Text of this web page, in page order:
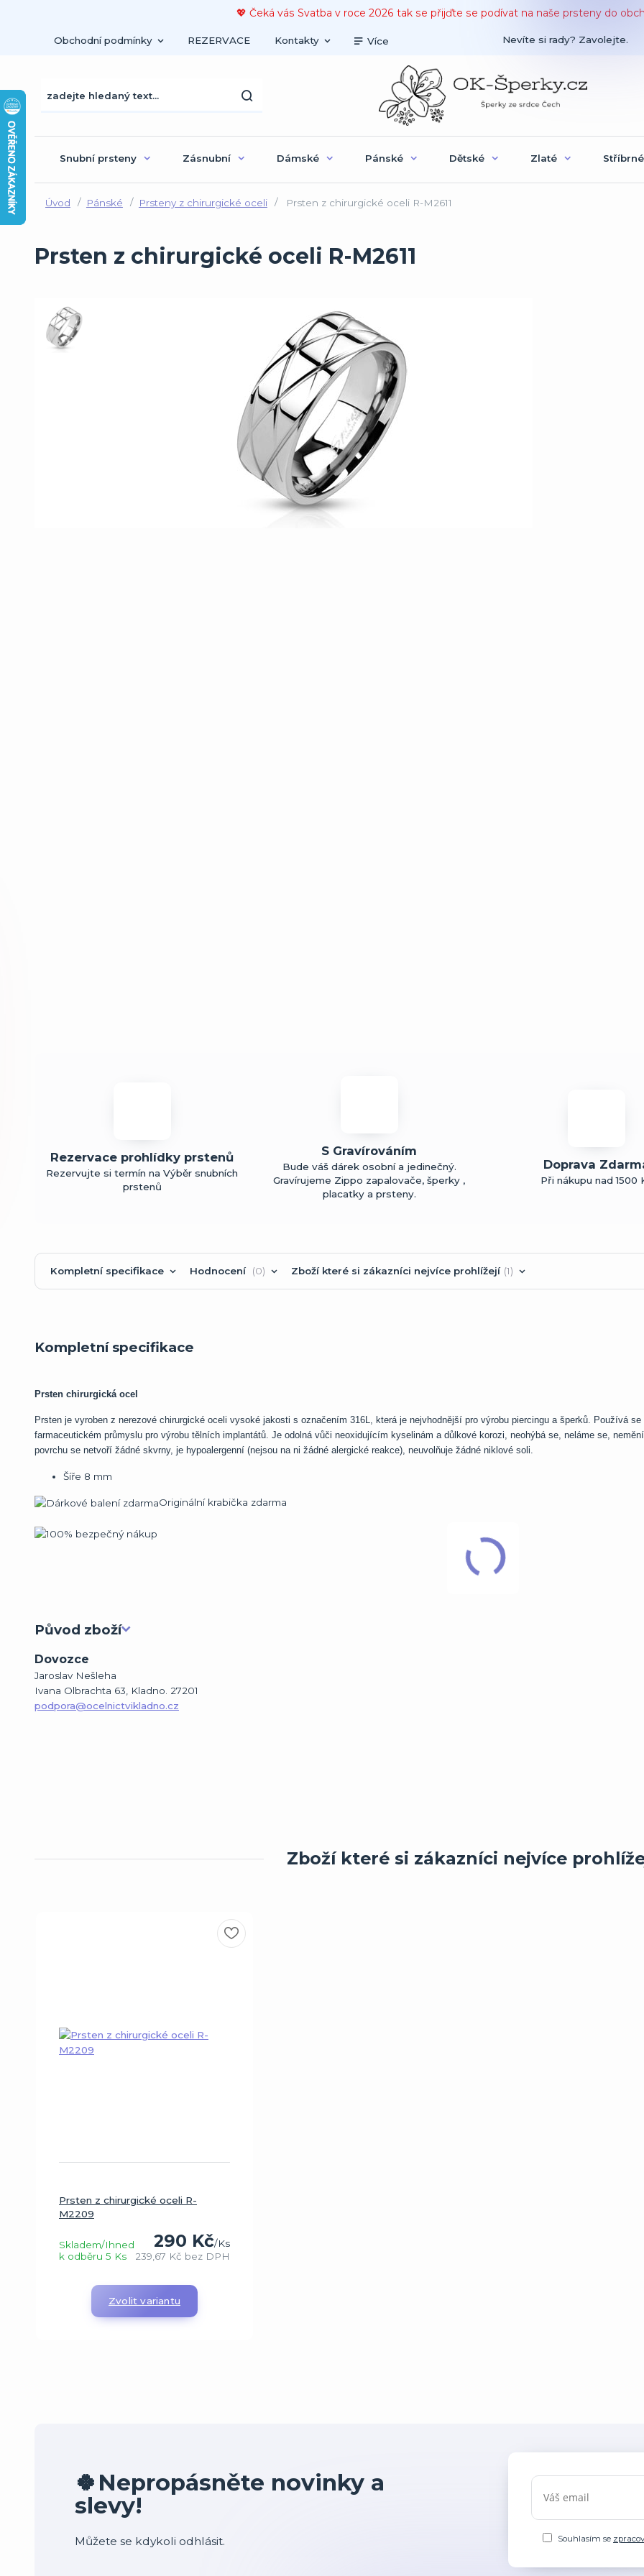
💖 Čeká vás Svatba v roce 2026 tak se přijďte se podívat na naše prsteny do
Obchodní podmínky REZERVACE Kontakty Více Nevíte si rady? Zavolejte.
Snubní prsteny Zásnubní Dámské Pánské Dětské Zlaté Stříbrné
Úvod Pánské Prsteny z chirurgické oceli Prsten z chirurgické oceli R-M2611
Prsten z chirurgické oceli R-M2611
Rezervace prohlídky prstenů
Rezervujte si termín na Výběr snubních
prstenů
S Gravírováním
Bude váš dárek osobní a jedinečný.
Gravírujeme Zippo zapalovače, šperky ,
placatky a prsteny.
Doprava
Při nákupu nad 1500
Kompletní specifikace Hodnocení 0 Zboží které si zákazníci nejvíce prohlížejí 1
Kompletní specifikace
Prsten chirurgická ocel
Prsten je vyroben z nerezové chirurgické oceli vysoké jakosti s označením 316L, která je nejvhodnější pro výrobu piercingu a šperků. Používá se
farmaceutickém průmyslu pro výrobu tělních implantátů. Je odolná vůči neoxidujícím kyselinám a důlkové korozi, neohýbá se, neláme se,
povrchu se netvoří žádné skvrny, je hypoalergenní (nejsou na ni žádné alergické reakce), neuvolňuje žádné niklové soli.
Šíře 8 mm
Originální krabička zdarma
Původ zboží
Dovozce
Jaroslav Nešleha
Ivana Olbrachta 63, Kladno. 27201
podpora@ocelnictvikladno.cz
Zboží které si zákazníci nejvíce
Prsten z chirurgické oceli R-
M2209
290 Kč/Ks
239,67 Kč bez DPH
Skladem/Ihned
k odběru 5 Ks
Zvolit variantu
🍀Nepropásněte novinky a
slevy!
Můžete se kdykoli odhlásit. Souhlasím se